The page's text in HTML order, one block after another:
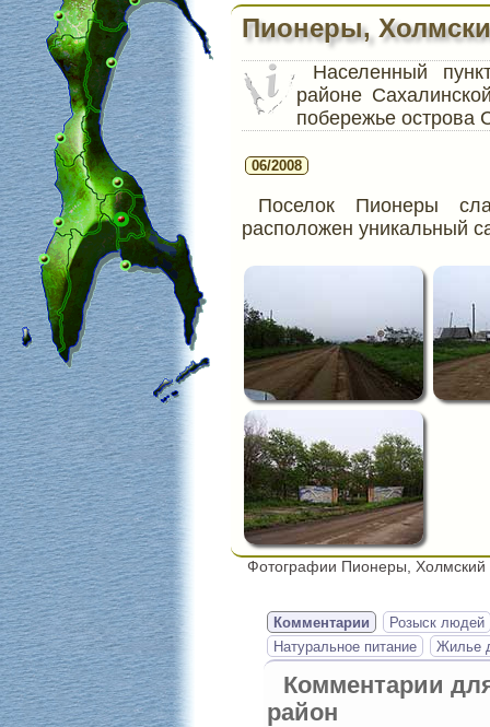
Пионеры,
Населенный
районе
побережье острова
06/2008
Поселок Пионеры
расположен уникальный
Фотографии Пионеры, Холмский
Комментарии
Розыск людей
Натуральное питание
Жилье
Комментарии
район